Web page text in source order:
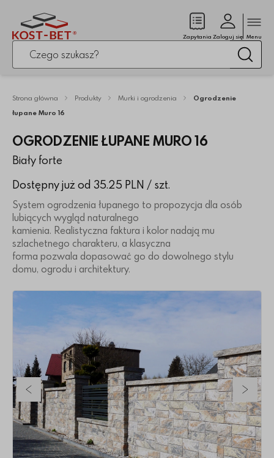
Po kliknięciu przycisku fraza zostanie wyszukana
Zapytania
(pusty)Zaloguj się Menu
Strona główna Produkty Murki i ogrodzenia
Ogrodzenie
łupane Muro 16
OGRODZENIE ŁUPANE MURO 16
Biały forte
Dostępny już od 35.25 PLN / szt.
System ogrodzenia łupanego to propozycja dla osób
lubiących wygląd naturalnego
kamienia. Realistyczna faktura i kolor nadają mu
szlachetnego charakteru, a klasyczna
forma pozwala dopasować go do dowolnego stylu
domu, ogrodu i architektury.
Poprzedni slajd